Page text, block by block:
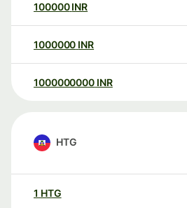
100000 INR
1000000 INR
1000000000 INR
HTG
1 HTG